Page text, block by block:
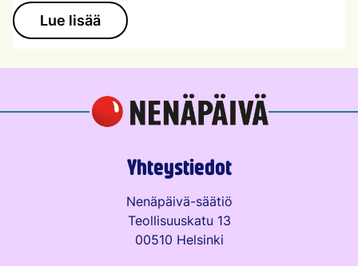
Lue lisää
Yhteystiedot
Nenäpäivä-säätiö
Teollisuuskatu 13
00510 Helsinki